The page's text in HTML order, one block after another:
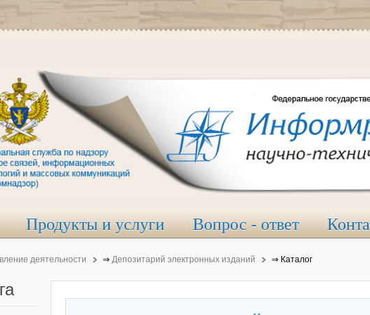
Продукты и услуги Вопрос - ответ
деятельности ⇒ Депозитарий электронных изданий ⇒ Каталог